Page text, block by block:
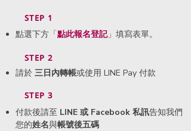
STEP 1
點選下方「點此報名登記」填寫表單。
STEP 2
請於 三日內轉帳或使用 LINE Pay 付款
STEP 3
付款後請至 LINE 或 Facebook 私訊告知我們
您的姓名與帳號後五碼